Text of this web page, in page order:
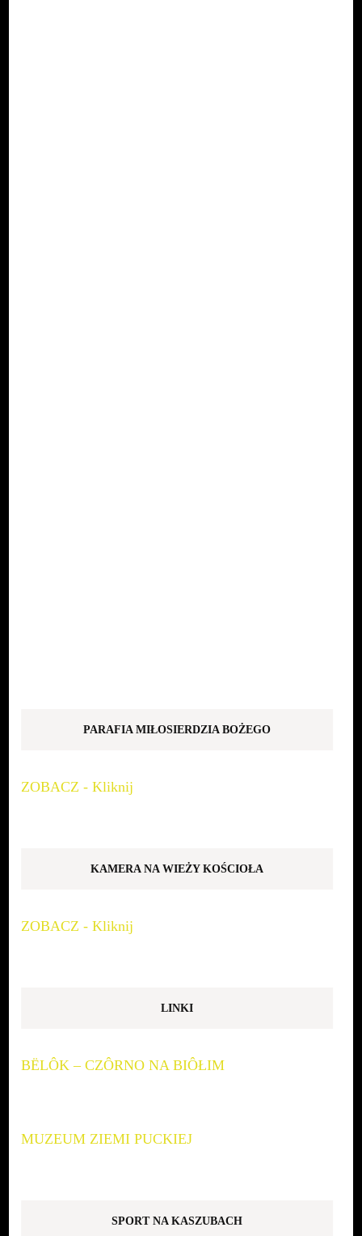
PARAFIA MIŁOSIERDZIA BOŻEGO
ZOBACZ - Kliknij
KAMERA NA WIEŻY KOŚCIOŁA
ZOBACZ - Kliknij
LINKI
BËLÔK – CZÔRNO NA BIÔŁIM
MUZEUM ZIEMI PUCKIEJ
SPORT NA KASZUBACH